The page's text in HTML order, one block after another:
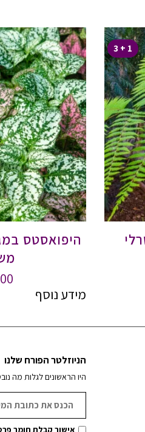
1 + 3
היפואסטס
מידע נוסף
הניוזלטר הפורח שלנו
היו הראשונים לגלות מה
אישור קבלת חומר